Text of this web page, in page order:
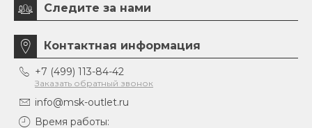
Следите за нами
Контактная информация
+7 (499) 113-84-42
Заказать обратный звонок
info@msk-outlet.ru
Время работы: